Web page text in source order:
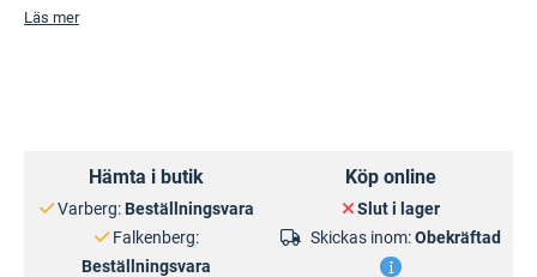
Läs mer
Hämta i butik
Varberg: Beställningsvara
Falkenberg:
Beställningsvara
Köp online
Slut i lager
Skickas inom:Obekräftad